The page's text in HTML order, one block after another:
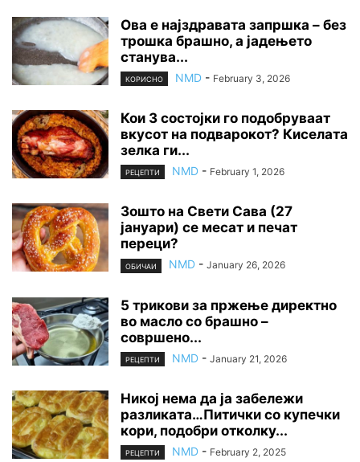
Ова е најздравата запршка – без
трошка брашно, а јадењето
станува...
КОРИСНО NMD - February 3, 2026
Кои 3 состојки го подобруваат
вкусот на подварокот? Киселата
зелка ги...
РЕЦЕПТИ NMD - February 1, 2026
Зошто на Свети Сава (27
јануари) се месат и печат
переци?
ОБИЧАИ NMD - January 26, 2026
5 трикови за пржење директно
во масло со брашно –
совршено...
РЕЦЕПТИ NMD - January 21, 2026
Никој нема да ја забележи
разликата…Питички со купечки
кори, подобри отколку...
РЕЦЕПТИ NMD - February 2, 2025